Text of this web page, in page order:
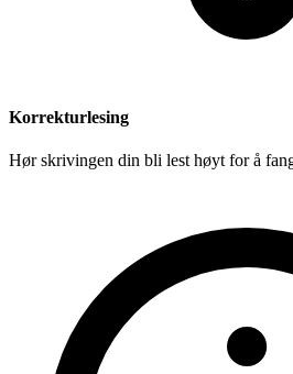
Korrekturlesing
Hør skrivingen din bli lest høyt for å